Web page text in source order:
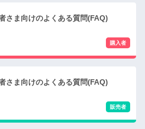
さま向けのよくある質問(FAQ)
さま向けのよくある質問(FAQ)